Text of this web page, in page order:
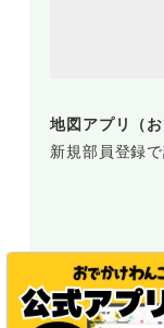
地図アプリ（
新規部員登録